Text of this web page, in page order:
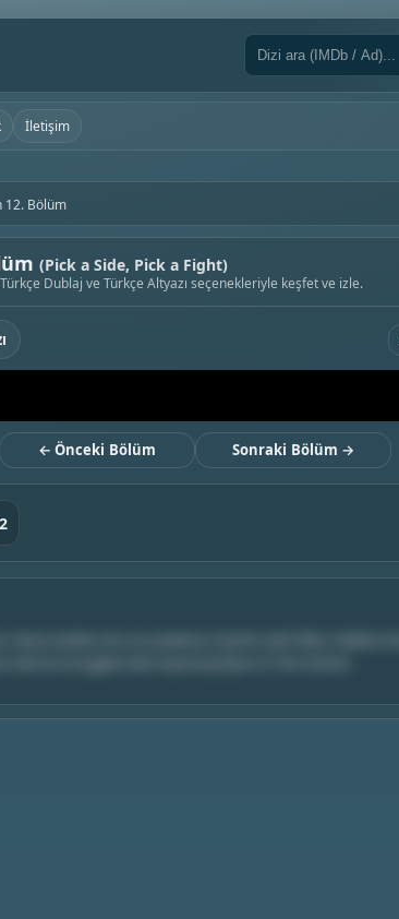
İletişim
12. Bölüm
(Pick a Side, Pick a Fight)
Dublaj ve Türkçe Altyazı seçenekleriyle keşfet ve izle.
← Önceki Bölüm Sonraki Bölüm →